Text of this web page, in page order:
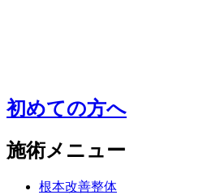
初めての方へ
施術メニュー
根本改善整体